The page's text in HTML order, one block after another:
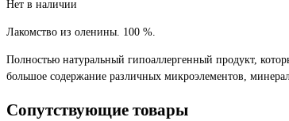
Нет в наличии
Лакомство из оленины. 100 %.
Полностью натуральный гипоаллергенный продукт,
большое содержание различных микроэлементов,
Сопутствующие товары